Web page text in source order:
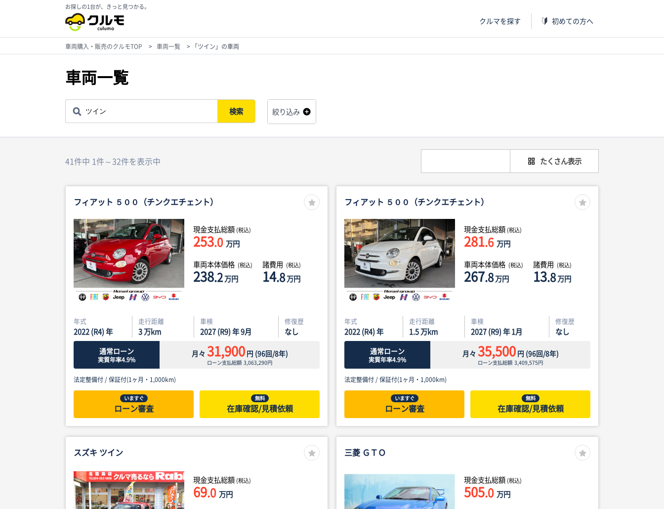
お探しの1台が、きっと見つかる。
クルマを探す 初めての方へ
車両購入・販売のクルモTOP > 車両一覧 > 「ツイン」の車両
車両一覧
検索 絞り込み
41件中 1件～32件を表示中 たくさん表示
フィアット ５００（チンクエチェント）
現金支払総額 (税込)
253.0 万円
車両本体価格 (税込)
238.2万円
諸費用 (税込)
14.8万円
年式
2022 (R4) 年
走行距離
3万km
車検
2027 (R9) 年 9月
修復歴
なし
通常ローン
実質年率4.9%
月々 31,900円 (96回/8年)
ローン支払総額3,063,290円
法定整備付 /保証付(1ヶ月・1,000km)
いますぐ
ローン審査
無料
在庫確認/見積依頼
フィアット ５００（チンクエチェント）
現金支払総額 (税込)
281.6 万円
車両本体価格 (税込)
267.8万円
諸費用 (税込)
13.8万円
年式
2022 (R4) 年
走行距離
1.5万km
車検
2027 (R9) 年 1月
修復歴
なし
通常ローン
実質年率4.9%
月々 35,500円 (96回/8年)
ローン支払総額3,409,575円
法定整備付 /保証付(1ヶ月・1,000km)
いますぐ
ローン審査
無料
在庫確認/見積依頼
スズキ ツイン
現金支払総額 (税込)
69.0 万円
三菱 ＧＴＯ
現金支払総額 (税込)
505.0 万円